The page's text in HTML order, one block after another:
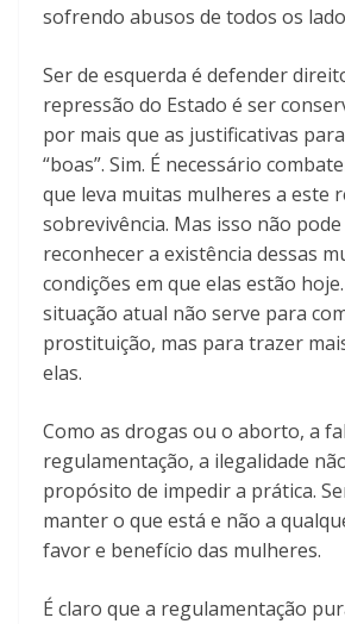
sofrendo abusos de todos os
Ser de esquerda é defender
repressão do Estado é ser
por mais que as justificativas
“boas”. Sim. É necessário
que leva muitas mulheres a este
sobrevivência. Mas isso não
reconhecer a existência dessas
condições em que elas estão
situação atual não serve para
prostituição, mas para trazer
elas.
Como as drogas ou o aborto, a
regulamentação, a ilegalidade
propósito de impedir a prática.
manter o que está e não a
favor e benefício das mulheres.
É claro que a regulamentação